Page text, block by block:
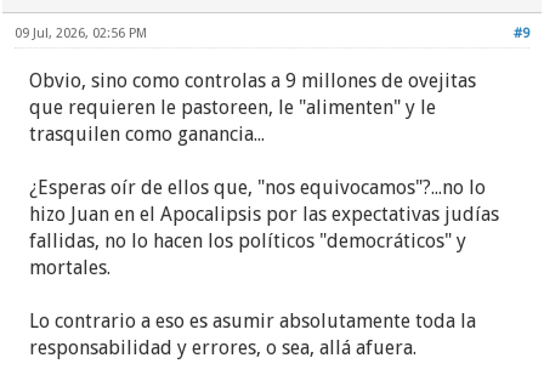
#9
09 Jul, 2026, 02:56 PM
Obvio, sino como controlas a 9 millones de ovejitas
que requieren le pastoreen, le "alimenten" y le
trasquilen como ganancia...
¿Esperas oír de ellos que, "nos equivocamos"?...no lo
hizo Juan en el Apocalipsis por las expectativas judías
fallidas, no lo hacen los políticos "democráticos" y
mortales.
Lo contrario a eso es asumir absolutamente toda la
responsabilidad y errores, o sea, allá afuera.